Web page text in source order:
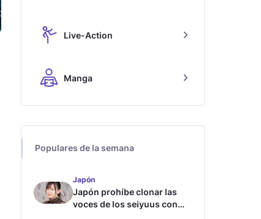
Live-Action
Manga
Populares de la semana
Japón
Japón prohíbe clonar las
voces de los seiyuus con